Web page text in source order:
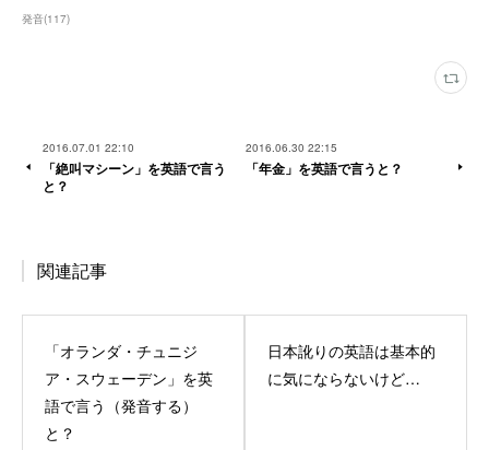
発音(117)
2016.07.01 22:10
「絶叫マシーン」を英語で言う
と？
2016.06.30 22:15
「年金」を英語で言うと？
関連記事
「オランダ・チュニジ
ア・スウェーデン」を英
語で言う（発音する）
と？
日本訛りの英語は基本的
に気にならないけど…